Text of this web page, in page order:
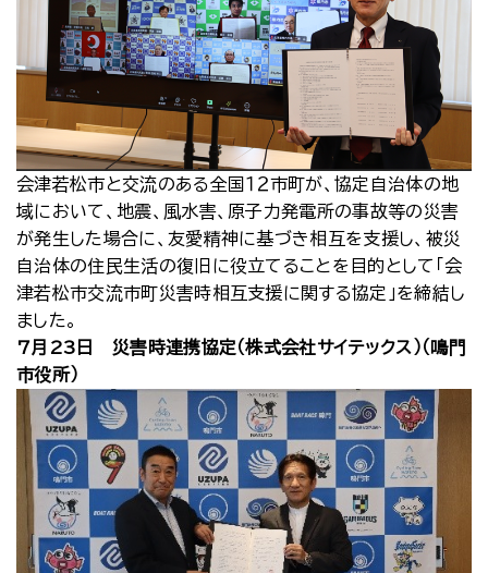
会津若松市と交流のある全国１２市町が、協定自治体の地
域において、地震、風水害、原子力発電所の事故等の災害
が発生した場合に、友愛精神に基づき相互を支援し、被災
自治体の住民生活の復旧に役立てることを目的として「会
津若松市交流市町災害時相互支援に関する協定」を締結し
ました。
7月23日 災害時連携協定（株式会社サイテックス）（鳴門
市役所）